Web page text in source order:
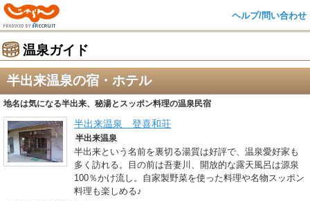
ヘルプ/問い合わせ
温泉ガイド
半出来温泉の宿・ホテル
地名は気になる半出来、秘湯とスッポン料理の温泉民宿
半出来温泉 登喜和荘
半出来温泉
半出来という名前を裏切る湯質は好評で、温泉愛好家も
多く訪れる。目の前は吾妻川、開放的な露天風呂は源泉
100％かけ流し。自家製野菜を使った料理や名物スッポン
料理も楽しめる♪